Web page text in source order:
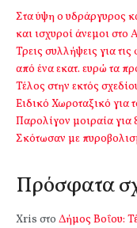
Στα ύψη ο υδράργυρος
και ισχυροί άνεμοι στο
Τρεις συλλήψεις για
από ένα εκατ. ευρώ τα
Τέλος στην εκτός
Ειδικό Χωροταξικό για
Παρολίγον μοιραία για
Σκότωσαν με
Πρόσφατα
Xris στο Δήμος Βοΐου: